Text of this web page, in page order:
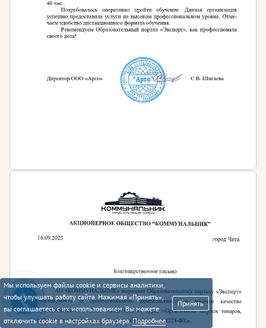
Мы используем файлы cookie и сервисы аналитики,
чтобы улучшать работу сайта. Нажимая «Принять»,
вы соглашаетесь с их использованием. Вы можете
отключить cookie в настройках браузера.Подробнее.
Принять